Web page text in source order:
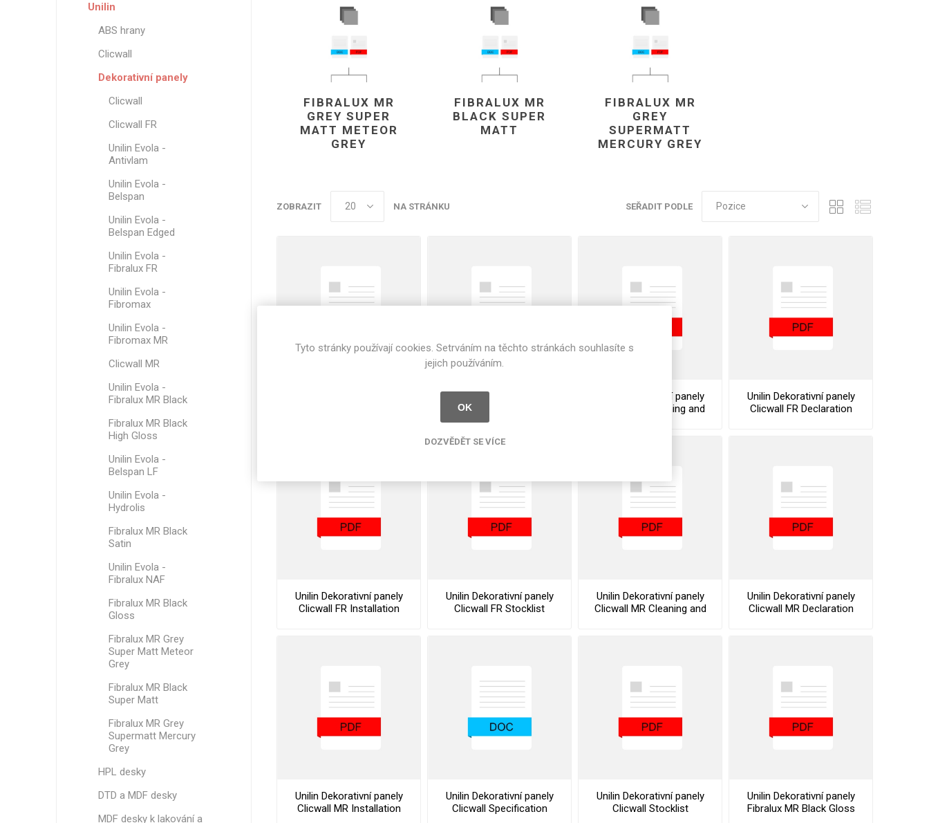
Pollmeier
FIBRALUX MR
GREY SUPER
MATT METEOR
GREY
FIBRALUX MR
BLACK SUPER
MATT
FIBRALUX MR
GREY
SUPERMATT
MERCURY GREY
SEŘADIT PODLE
ZOBRAZIT NA STRÁNKU
Unilin Dekorativní panely
Clicwall Declaration Of
Performance
Unilin Dekorativní panely
Clicwall FR Cleaning and
Unilin Dekorativní panely
Clicwall FR Declaration
Unilin Dekorativní panely
Clicwall FR Installation
Unilin Dekorativní panely
Clicwall FR Stocklist
Unilin Dekorativní panely
Clicwall MR Cleaning and
Unilin Dekorativní panely
Clicwall MR Declaration
Unilin Dekorativní panely
Clicwall MR Installation
Unilin Dekorativní panely
Clicwall Specification
Unilin Dekorativní panely
Clicwall Stocklist
Unilin Dekorativní panely
Fibralux MR Black Gloss
Unilin
ABS hrany
Clicwall
Dekorativní panely
Clicwall
Clicwall FR
Unilin Evola -
Antivlam
Unilin Evola -
Belspan
Unilin Evola -
Belspan Edged
Unilin Evola -
Fibralux FR
Unilin Evola -
Fibromax
Unilin Evola -
Fibromax MR
Clicwall MR
Unilin Evola -
Fibralux MR Black
Fibralux MR Black
High Gloss
Unilin Evola -
Belspan LF
Unilin Evola -
Hydrolis
Fibralux MR Black
Satin
Unilin Evola -
Fibralux NAF
Fibralux MR Black
Gloss
Fibralux MR Grey
Super Matt Meteor
Grey
Fibralux MR Black
Super Matt
Fibralux MR Grey
Supermatt Mercury
Grey
HPL desky
DTD a MDF desky
MDF desky k lakování a
Tyto stránky používají cookies. Setrváním na těchto stránkách souhlasíte s
jejich používáním.
OK
DOZVĚDĚT SE VÍCE